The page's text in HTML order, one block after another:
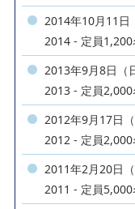
2014年10月11
2014 - 定員1,200
2013年9月8日（
2013 - 定員2,000
2012年9月17日
2012 - 定員2,000
2011年2月20日
2011 - 定員5,000